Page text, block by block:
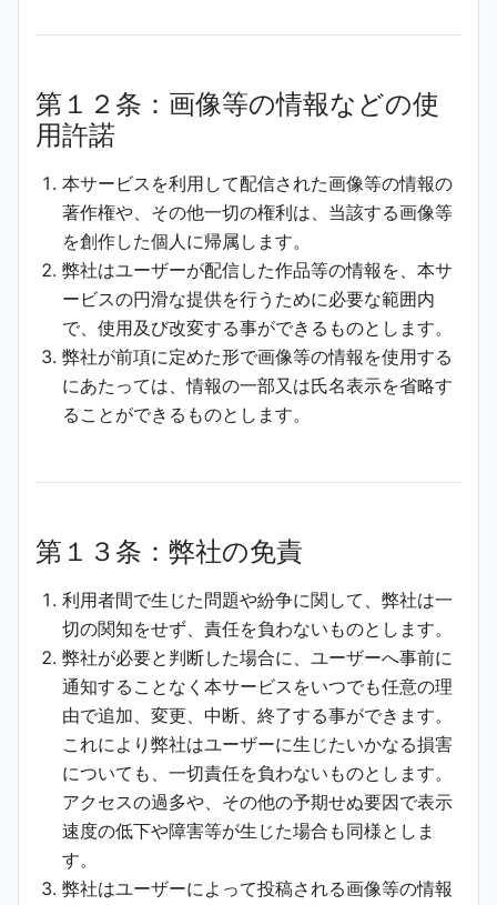
第１２条：画像等の情報などの使
用許諾
本サービスを利用して配信された画像等の情報の
著作権や、その他一切の権利は、当該する画像等
を創作した個人に帰属します。
弊社はユーザーが配信した作品等の情報を、本サ
ービスの円滑な提供を行うために必要な範囲内
で、使用及び改変する事ができるものとします。
弊社が前項に定めた形で画像等の情報を使用する
にあたっては、情報の一部又は氏名表示を省略す
ることができるものとします。
第１３条：弊社の免責
利用者間で生じた問題や紛争に関して、弊社は一
切の関知をせず、責任を負わないものとします。
弊社が必要と判断した場合に、ユーザーへ事前に
通知することなく本サービスをいつでも任意の理
由で追加、変更、中断、終了する事ができます。
これにより弊社はユーザーに生じたいかなる損害
についても、一切責任を負わないものとします。
アクセスの過多や、その他の予期せぬ要因で表示
速度の低下や障害等が生じた場合も同様としま
す。
弊社はユーザーによって投稿される画像等の情報